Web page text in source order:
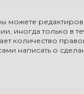
иногда только в
написать о